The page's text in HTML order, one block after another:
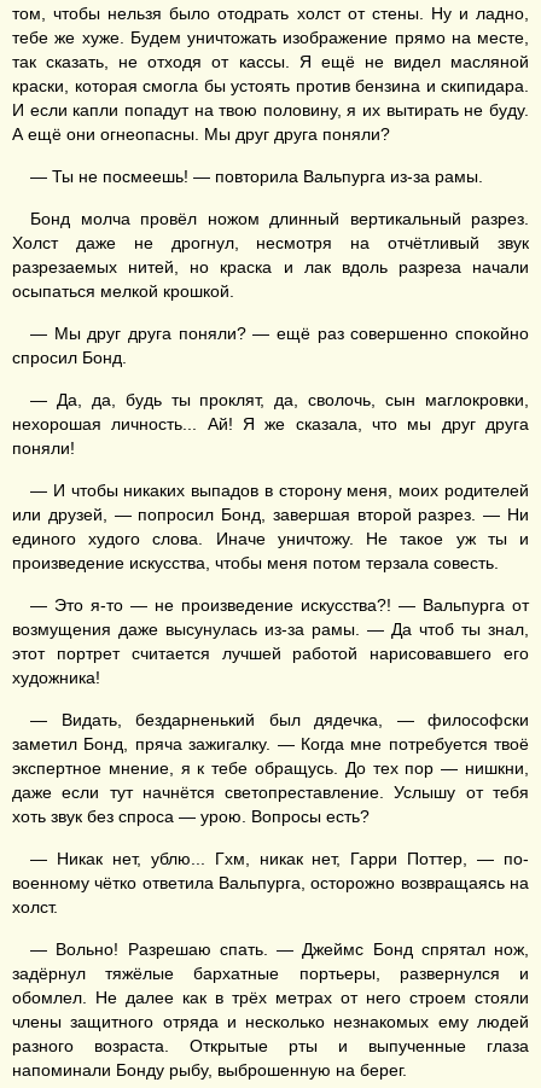
том, чтобы нельзя было отодрать холст от стены. Ну и ладно,
тебе же хуже. Будем уничтожать изображение прямо на месте,
так сказать, не отходя от кассы. Я ещё не видел масляной
краски, которая смогла бы устоять против бензина и скипидара.
И если капли попадут на твою половину, я их вытирать не буду.
А ещё они огнеопасны. Мы друг друга поняли?
— Ты не посмеешь! — повторила Вальпурга из-за рамы.
Бонд молча провёл ножом длинный вертикальный разрез.
Холст даже не дрогнул, несмотря на отчётливый звук
разрезаемых нитей, но краска и лак вдоль разреза начали
осыпаться мелкой крошкой.
— Мы друг друга поняли? — ещё раз совершенно спокойно
спросил Бонд.
— Да, да, будь ты проклят, да, сволочь, сын маглокровки,
нехорошая личность... Ай! Я же сказала, что мы друг друга
поняли!
— И чтобы никаких выпадов в сторону меня, моих родителей
или друзей, — попросил Бонд, завершая второй разрез. — Ни
единого худого слова. Иначе уничтожу. Не такое уж ты и
произведение искусства, чтобы меня потом терзала совесть.
— Это я-то — не произведение искусства?! — Вальпурга от
возмущения даже высунулась из-за рамы. — Да чтоб ты знал,
этот портрет считается лучшей работой нарисовавшего его
художника!
— Видать, бездарненький был дядечка, — философски
заметил Бонд, пряча зажигалку. — Когда мне потребуется твоё
экспертное мнение, я к тебе обращусь. До тех пор — нишкни,
даже если тут начнётся светопреставление. Услышу от тебя
хоть звук без спроса — урою. Вопросы есть?
— Никак нет, ублю... Гхм, никак нет, Гарри Поттер, — по-
военному чётко ответила Вальпурга, осторожно возвращаясь на
холст.
— Вольно! Разрешаю спать. — Джеймс Бонд спрятал нож,
задёрнул тяжёлые бархатные портьеры, развернулся и
обомлел. Не далее как в трёх метрах от него строем стояли
члены защитного отряда и несколько незнакомых ему людей
разного возраста. Открытые рты и выпученные глаза
напоминали Бонду рыбу, выброшенную на берег.